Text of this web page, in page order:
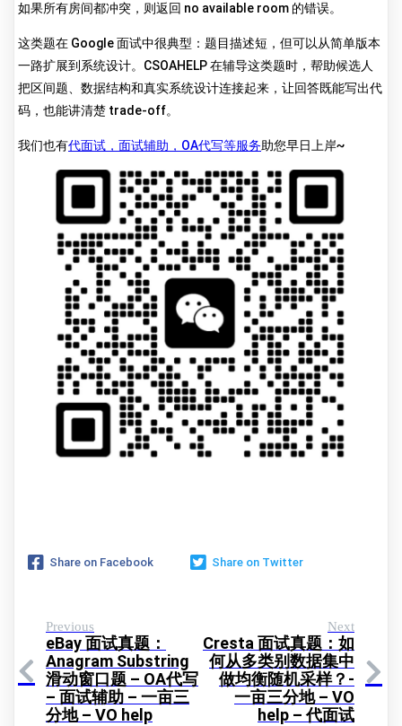
如果所有房间都冲突，则返回 no available room 的错误。
这类题在 Google 面试中很典型：题目描述短，但可以从简单版本
一路扩展到系统设计。CSOAHELP 在辅导这类题时，帮助候选人
把区间题、数据结构和真实系统设计连接起来，让回答既能写出代
码，也能讲清楚 trade-off。
我们也有代面试，面试辅助，OA代写等服务助您早日上岸~
Share on Facebook Share on Twitter
Previous
eBay 面试真题：
Anagram Substring
滑动窗口题 – OA代写
– 面试辅助 – 一亩三
分地 – VO help
Next
Cresta 面试真题：如
何从多类别数据集中
做均衡随机采样？-
一亩三分地 – VO
help – 代面试